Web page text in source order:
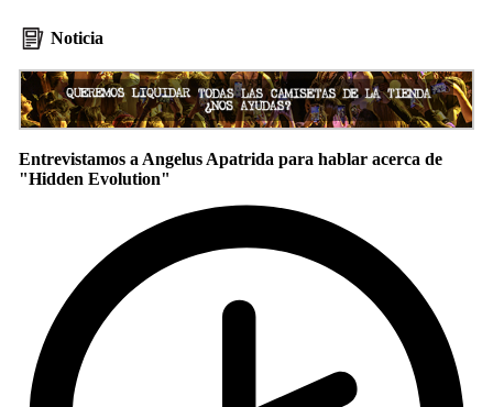
Noticia
Entrevistamos a Angelus Apatrida para hablar acerca de
"Hidden Evolution"